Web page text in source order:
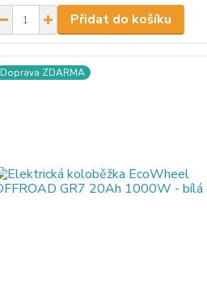
Přidat do košíku
Doprava ZDARMA